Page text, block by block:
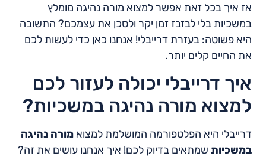
אז איך בכל זאת אפשר למצוא מורה נהיגה מומלץ
במשכיות בלי לבזבז זמן יקר ולסכן את עצמכם? התשובה
היא פשוטה: בעזרת דרייבלי! אנחנו כאן כדי לעשות לכם
את החיים קלים יותר.
איך דרייבלי יכולה לעזור לכם
למצוא מורה נהיגה במשכיות?
דרייבלי היא הפלטפורמה המושלמת למצוא מורה נהיגה
במשכיות שמתאים בדיוק לכם! איך אנחנו עושים את זה?